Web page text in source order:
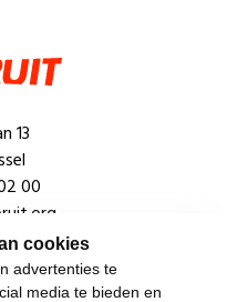
cookies
advertenties te
media te bieden en
13
00